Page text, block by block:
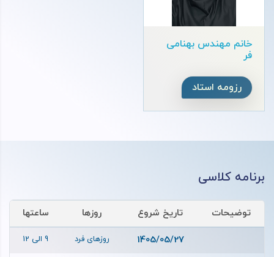
خانم مهندس بهنامی
فر
رزومه استاد
برنامه کلاسی
توضیحات تاریخ شروع روزها ساعتها
1405/05/27 روزهای فرد 9 الی 12